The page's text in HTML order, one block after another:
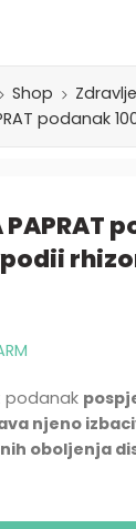
Shop
podanak
PAPRAT
podanak
njeno
oboljenja